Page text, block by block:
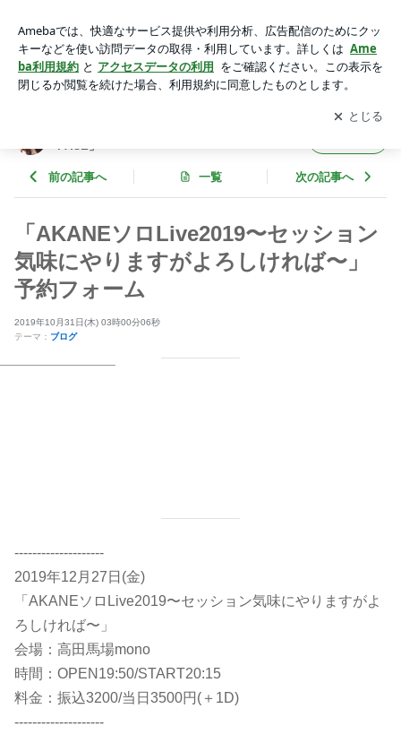
ければ〜」予約フォーム | 福田朱子(AKANE)オフィシャルブロ
グ 「MY PACE」Powered by Ameba
アプリをダウンロードして ブログの更新通知
を受け取りまし
ょう。
開く
PACE」
前の記事へ 一覧 次の記事へ
「AKANEソロLive2019〜セッション
気味にやりますがよろしければ〜」
予約フォーム
2019年10月31日(木) 03時00分06秒
テーマ： ブログ
--------------------
2019年12月27日(金)
「AKANEソロLive2019〜セッション気味にやりますがよ
ろしければ〜」
会場：高田馬場mono
時間：OPEN19:50/START20:15
料金：振込3200/当日3500円(＋1D)
--------------------